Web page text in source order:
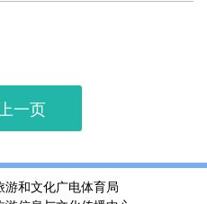
一页
和文化广电体育局